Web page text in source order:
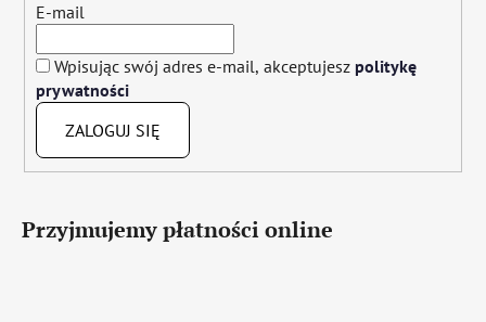
E-mail
Wpisując swój adres e-mail, akceptujesz politykę
prywatności
ZALOGUJ SIĘ
Przyjmujemy płatności online